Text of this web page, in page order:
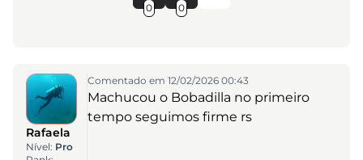
0 0
Rafaela
Nível: Pro
Comentado em 12/02/2026 00:43
Machucou o Bobadilla no primeiro
tempo seguimos firme rs